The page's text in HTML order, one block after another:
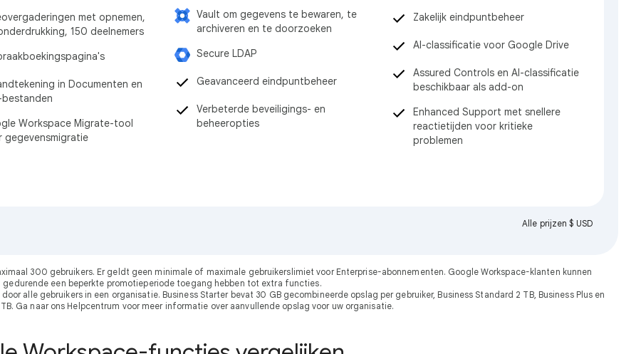
met opnemen,
150 deelnemers
in Documenten en
Workspace Migrate-tool
gegevensmigratie
Vault om gegevens te bewaren, te
archiveren en te doorzoeken
Secure LDAP
Geavanceerd eindpuntbeheer
Verbeterde beveiligings- en
beheeropties
Zakelijk eindpuntbeheer
AI-classificatie voor Google Drive
Assured Controls en AI-classificatie
beschikbaar als add-on
Enhanced Support met snellere
reactietijden voor kritieke
problemen
Alle prijzen $ USD
300 gebruikers. Er geldt geen minimale of maximale gebruikerslimiet voor Enterprise-abonnementen. Google Workspace-klanten kunnen
gedurende een beperkte promotieperiode toegang hebben tot extra functies.
alle gebruikers in een organisatie. Business Starter bevat 30 GB gecombineerde opslag per gebruiker, Business Standard 2 TB, Business Plus en
Ga naar ons Helpcentrum voor meer informatie over aanvullende opslag voor uw organisatie.